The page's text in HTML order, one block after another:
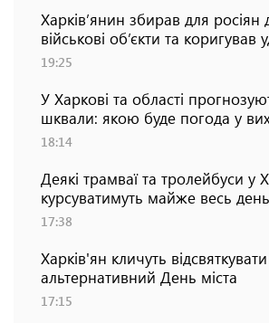
Харків’янин збирав для росіян
військові об’єкти та коригував
19:25
У Харкові та області
шквали: якою буде погода у
18:14
Деякі трамваї та тролейбуси у
курсуватимуть майже весь день
17:38
Харків'ян кличуть відсвяткувати
альтернативний День міста
17:15